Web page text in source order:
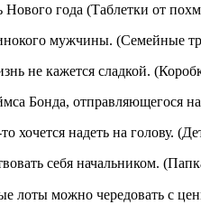
года (Таблетки от
мужчины. (Семейные
не кажется сладкой.
Бонда, отправляющегося
хочется надеть на голову.
себя начальником.
лоты можно чередовать с